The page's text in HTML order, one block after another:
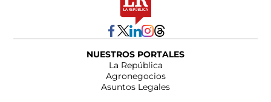
NUESTROS PORTALES
La República
Agronegocios
Asuntos Legales